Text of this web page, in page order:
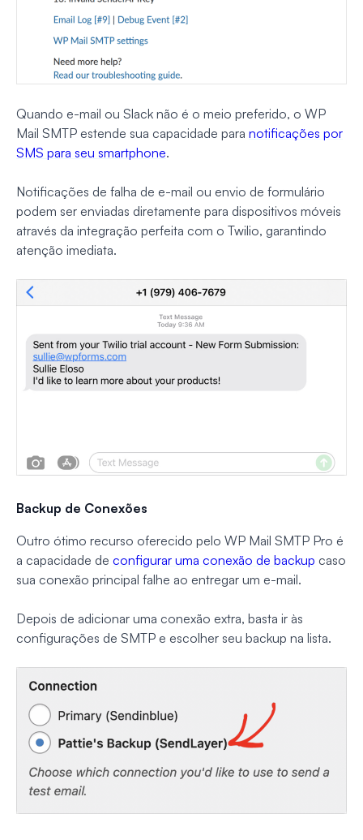
Quando e-mail ou Slack não é o meio preferido, o WP
Mail SMTP estende sua capacidade para notificações por
SMS para seu smartphone.
Notificações de falha de e-mail ou envio de formulário
podem ser enviadas diretamente para dispositivos móveis
através da integração perfeita com o Twilio, garantindo
atenção imediata.
Backup de Conexões
Outro ótimo recurso oferecido pelo WP Mail SMTP Pro é
a capacidade de configurar uma conexão de backup caso
sua conexão principal falhe ao entregar um e-mail.
Depois de adicionar uma conexão extra, basta ir às
configurações de SMTP e escolher seu backup na lista.